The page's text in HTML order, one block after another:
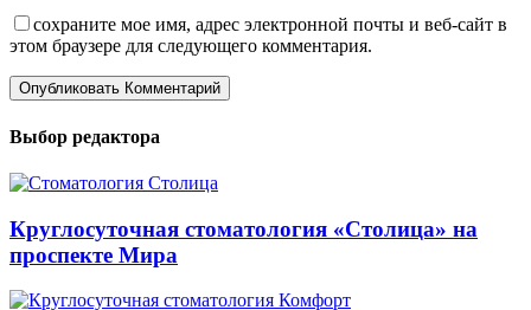
сохраните мое имя, адрес электронной почты и веб-сайт в
этом браузере для следующего комментария.
Выбор редактора
Круглосуточная стоматология «Столица» на
проспекте Мира